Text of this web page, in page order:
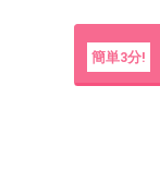
簡単3分!